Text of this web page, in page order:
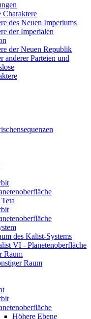
Charaktere
des Neuen Imperiums
der Imperialen
der Neuen Republik
anderer Parteien und
des Kalist-Systems
VI - Planetenoberfläche
Raum
Raum
Höhere Ebene